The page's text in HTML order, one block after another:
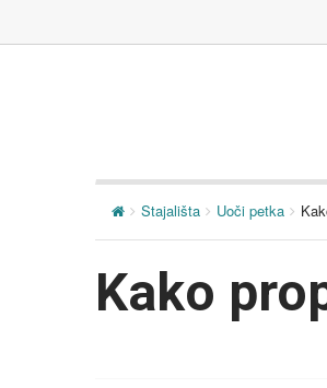
Stajališta Uoči petka
Kako